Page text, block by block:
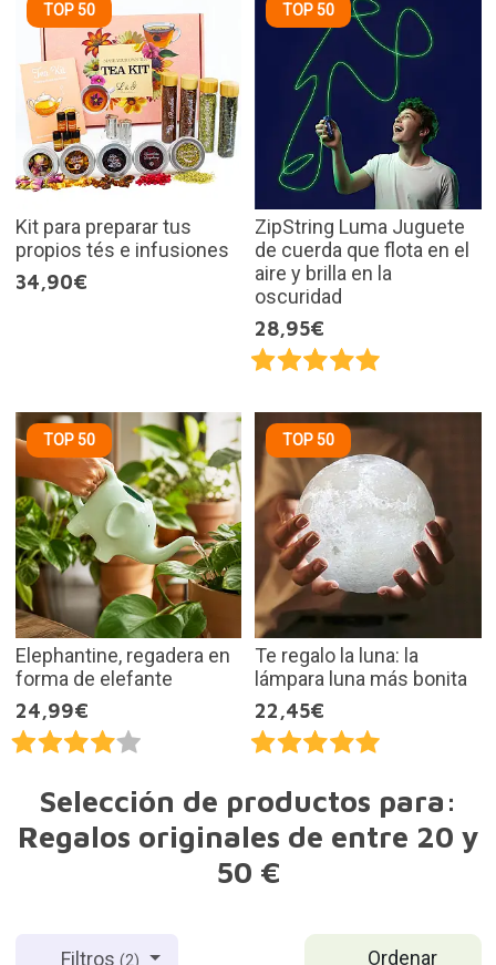
TOP 50
Kit para preparar tus
propios tés e infusiones
34,90€
TOP 50
ZipString Luma Juguete
de cuerda que flota en el
aire y brilla en la
oscuridad
28,95€
TOP 50
Elephantine, regadera en
forma de elefante
24,99€
TOP 50
Te regalo la luna: la
lámpara luna más bonita
22,45€
Selección de productos para:
Regalos originales de entre 20 y
50 €
Ordenar
Filtros(2)